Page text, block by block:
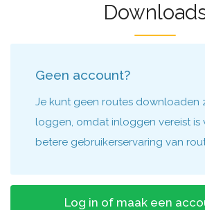
Geen account?
Je kunt geen routes downloaden
loggen, omdat inloggen vereist is
betere gebruikerservaring van
Log in of maak een